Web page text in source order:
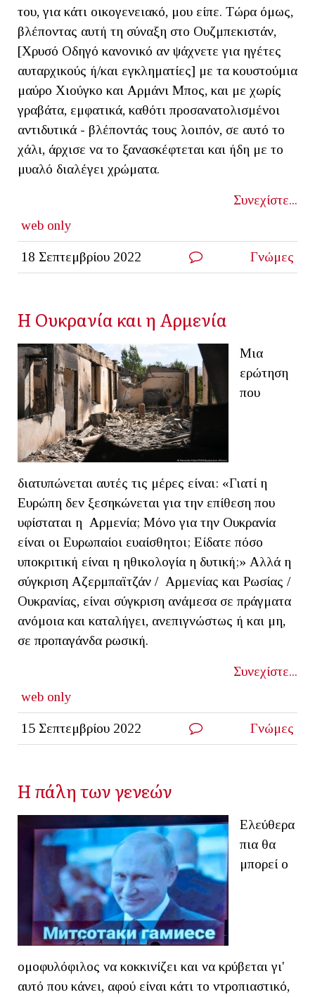
του, για κάτι οικογενειακό, μου είπε. Τώρα όμως,
βλέποντας αυτή τη σύναξη στο Ουζμπεκιστάν,
[Χρυσό Οδηγό κανονικό αν ψάχνετε για ηγέτες
αυταρχικούς ή/και εγκληματίες] με τα κουστούμια
μαύρο Χιούγκο και Αρμάνι Μπος, και με χωρίς
γραβάτα, εμφατικά, καθότι προσανατολισμένοι
αντιδυτικά - βλέποντάς τους λοιπόν, σε αυτό το
χάλι, άρχισε να το ξανασκέφτεται και ήδη με το
μυαλό διαλέγει χρώματα.
Συνεχίστε...
web only
18 Σεπτεμβρίου 2022 Γνώμες
Η Ουκρανία και η Αρμενία
Μια
ερώτηση
που
διατυπώνεται αυτές τις μέρες είναι: «Γιατί η
Ευρώπη δεν ξεσηκώνεται για την επίθεση που
υφίσταται η Αρμενία; Μόνο για την Ουκρανία
είναι οι Ευρωπαίοι ευαίσθητοι; Είδατε πόσο
υποκριτική είναι η ηθικολογία η δυτική;» Αλλά η
σύγκριση Αζερμπαϊτζάν / Αρμενίας και Ρωσίας /
Ουκρανίας, είναι σύγκριση ανάμεσα σε πράγματα
ανόμοια και καταλήγει, ανεπιγνώστως ή και μη,
σε προπαγάνδα ρωσική.
Συνεχίστε...
web only
15 Σεπτεμβρίου 2022 Γνώμες
Η πάλη των γενεών
Ελεύθερα
πια θα
μπορεί ο
ομοφυλόφιλος να κοκκινίζει και να κρύβεται γι'
αυτό που κάνει, αφού είναι κάτι το ντροπιαστικό,